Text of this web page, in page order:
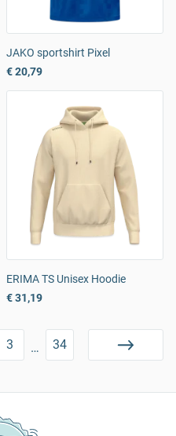
JAKO sportshirt Pixel
€ 20,79
ERIMA TS Unisex Hoodie
€ 31,19
3 … 34